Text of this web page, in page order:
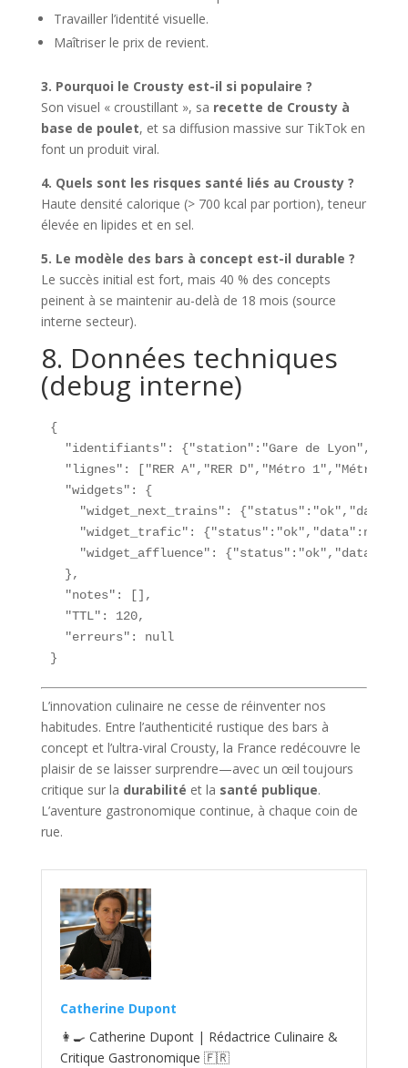
Travailler l’identité visuelle.
Maîtriser le prix de revient.
3. Pourquoi le Crousty est-il si populaire ?
Son visuel « croustillant », sa recette de Crousty à
base de poulet, et sa diffusion massive sur TikTok en
font un produit viral.
4. Quels sont les risques santé liés au Crousty ?
Haute densité calorique (> 700 kcal par portion), teneur
élevée en lipides et en sel.
5. Le modèle des bars à concept est-il durable ?
Le succès initial est fort, mais 40 % des concepts
peinent à se maintenir au-delà de 18 mois (source
interne secteur).
8. Données techniques
(debug interne)
{
"identifiants": {"station":"Gare de
"lignes": ["RER A","RER D","Métro 1","Métro
  "widgets": {
"widget_next_trains":
    "widget_trafic": {"status":"ok","data":null},
"widget_affluence":
  },
  "notes": [],
  "TTL": 120,
  "erreurs": null
}
L’innovation culinaire ne cesse de réinventer nos
habitudes. Entre l’authenticité rustique des bars à
concept et l’ultra-viral Crousty, la France redécouvre le
plaisir de se laisser surprendre—avec un œil toujours
critique sur la durabilité et la santé publique.
L’aventure gastronomique continue, à chaque coin de
rue.
Catherine Dupont
👩‍🍳 Catherine Dupont | Rédactrice Culinaire &
Critique Gastronomique 🇫🇷